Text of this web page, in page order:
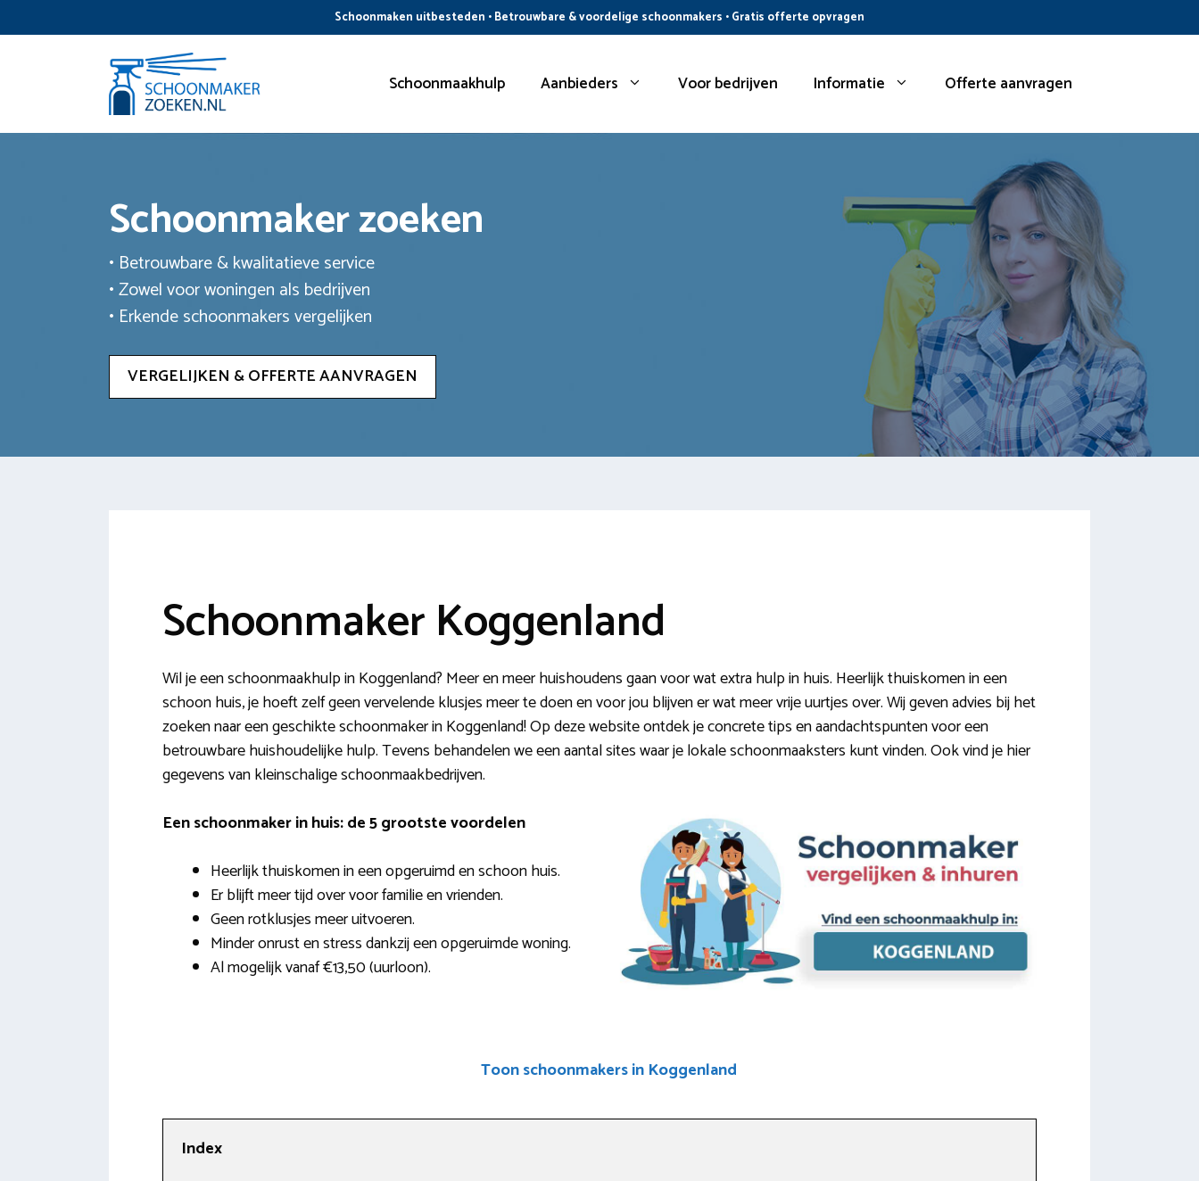
naar
Schoonmaken uitbesteden • Betrouwbare & voordelige schoonmakers • Gratis offerte opvragen
Schoonmaakhulp Aanbieders Voor bedrijven Informatie Offerte aanvragen
Schoonmaker zoeken
• Betrouwbare & kwalitatieve service
• Zowel voor woningen als bedrijven
• Erkende schoonmakers vergelijken
VERGELIJKEN & OFFERTE AANVRAGEN
Schoonmaker Koggenland
Wil je een schoonmaakhulp in Koggenland? Meer en meer huishoudens gaan voor wat extra hulp in huis. Heerlijk thuiskomen in een
schoon huis, je hoeft zelf geen vervelende klusjes meer te doen en voor jou blijven er wat meer vrije uurtjes over. Wij geven advies bij het
zoeken naar een geschikte schoonmaker in Koggenland! Op deze website ontdek je concrete tips en aandachtspunten voor een
betrouwbare huishoudelijke hulp. Tevens behandelen we een aantal sites waar je lokale schoonmaaksters kunt vinden. Ook vind je hier
gegevens van kleinschalige schoonmaakbedrijven.
Een schoonmaker in huis: de 5 grootste voordelen
Heerlijk thuiskomen in een opgeruimd en schoon huis.
Er blijft meer tijd over voor familie en vrienden.
Geen rotklusjes meer uitvoeren.
Minder onrust en stress dankzij een opgeruimde woning.
Al mogelijk vanaf €13,50 (uurloon).
Toon schoonmakers in Koggenland
Index